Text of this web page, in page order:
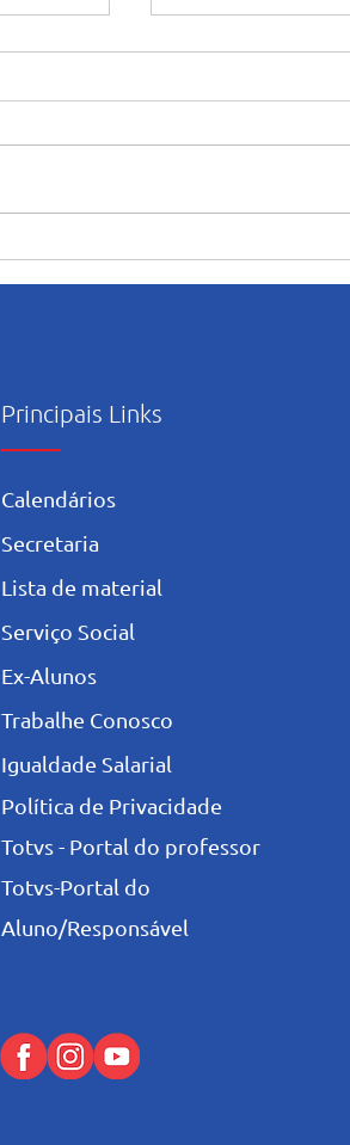
Principais Links
Calendários
Secretaria
L ista de material
Serviço Social
Ex-Alunos
Trabalhe Conosco
Igualdade Salarial
Política de Privacidade
Totvs - Portal do professor
Totvs-Portal do
Aluno/Responsável